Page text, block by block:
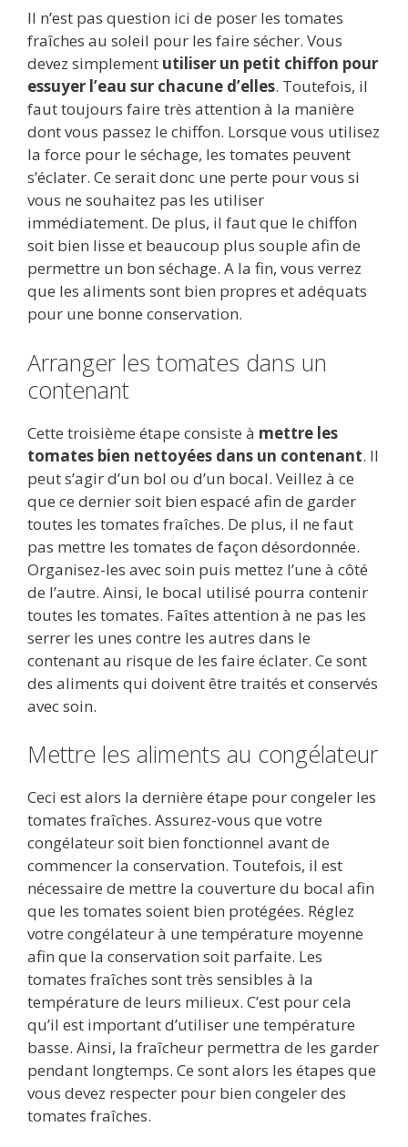
Il n’est pas question ici de poser les tomates
fraîches au soleil pour les faire sécher. Vous
devez simplement utiliser un petit chiffon pour
essuyer l’eau sur chacune d’elles. Toutefois, il
faut toujours faire très attention à la manière
dont vous passez le chiffon. Lorsque vous utilisez
la force pour le séchage, les tomates peuvent
s’éclater. Ce serait donc une perte pour vous si
vous ne souhaitez pas les utiliser
immédiatement. De plus, il faut que le chiffon
soit bien lisse et beaucoup plus souple afin de
permettre un bon séchage. A la fin, vous verrez
que les aliments sont bien propres et adéquats
pour une bonne conservation.
Arranger les tomates dans un
contenant
Cette troisième étape consiste à mettre les
tomates bien nettoyées dans un contenant. Il
peut s’agir d’un bol ou d’un bocal. Veillez à ce
que ce dernier soit bien espacé afin de garder
toutes les tomates fraîches. De plus, il ne faut
pas mettre les tomates de façon désordonnée.
Organisez-les avec soin puis mettez l’une à côté
de l’autre. Ainsi, le bocal utilisé pourra contenir
toutes les tomates. Faîtes attention à ne pas les
serrer les unes contre les autres dans le
contenant au risque de les faire éclater. Ce sont
des aliments qui doivent être traités et conservés
avec soin.
Mettre les aliments au congélateur
Ceci est alors la dernière étape pour congeler les
tomates fraîches. Assurez-vous que votre
congélateur soit bien fonctionnel avant de
commencer la conservation. Toutefois, il est
nécessaire de mettre la couverture du bocal afin
que les tomates soient bien protégées. Réglez
votre congélateur à une température moyenne
afin que la conservation soit parfaite. Les
tomates fraîches sont très sensibles à la
température de leurs milieux. C’est pour cela
qu’il est important d’utiliser une température
basse. Ainsi, la fraîcheur permettra de les garder
pendant longtemps. Ce sont alors les étapes que
vous devez respecter pour bien congeler des
tomates fraîches.